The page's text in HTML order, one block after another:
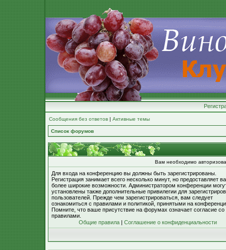
Сообщения без ответов | Активные темы
Список форумов
Вам необходимо
Для входа на конференцию вы должны быть зарегистрированы.
Регистрация занимает всего несколько минут, но предоставляет
более широкие возможности. Администратором конференции
установлены также дополнительные привилегии для
пользователей. Прежде чем зарегистрироваться, вам следует
ознакомиться с правилами и политикой, принятыми на
Помните, что ваше присутствие на форумах означает согласие со
правилами.
Общие правила | Соглашение о конфиденциальности